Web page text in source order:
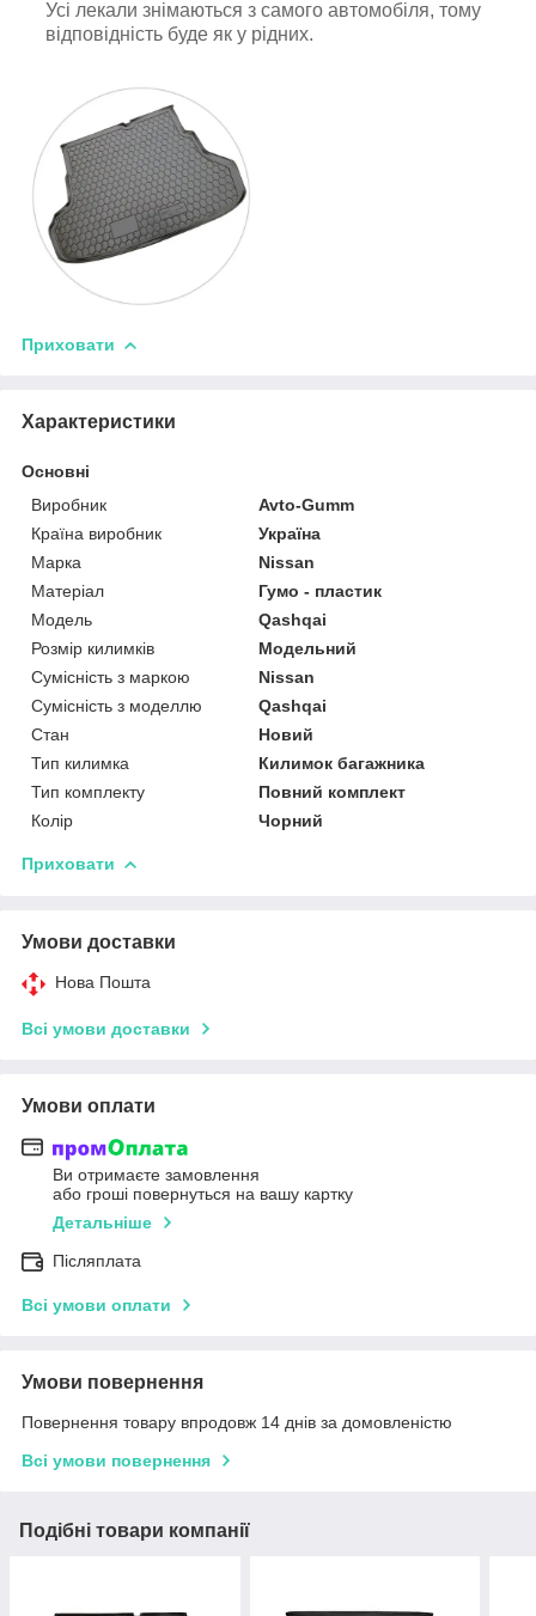
Усі лекали знімаються з самого автомобіля, тому
відповідність буде як у рідних.
Приховати
Характеристики
Основні
Виробник
Avto-Gumm
Країна виробник
Україна
Марка
Nissan
Матеріал
Гумо - пластик
Модель
Qashqai
Розмір килимків
Модельний
Сумісність з маркою
Nissan
Сумісність з моделлю
Qashqai
Стан
Новий
Тип килимка
Килимок багажника
Тип комплекту
Повний комплект
Колір
Чорний
Приховати
Умови доставки
Нова Пошта
Всі умови доставки
Умови оплати
Ви отримаєте замовлення
або гроші повернуться на вашу картку
Детальніше
Післяплата
Всі умови оплати
Умови повернення
Повернення товару впродовж 14 днів за домовленістю
Всі умови повернення
Подібні товари компанії